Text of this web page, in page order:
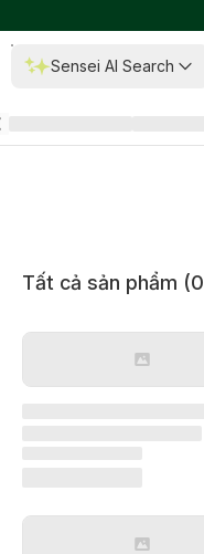
Sensei AI Search
Tất cả sản phẩm (0